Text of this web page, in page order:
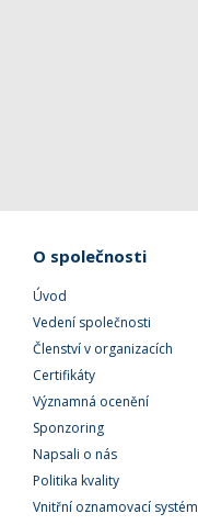
O společnosti
Úvod
Vedení společnosti
Členství v organizacích
Certifikáty
Významná ocenění
Sponzoring
Napsali o nás
Politika kvality
Vnitřní oznamovací systém